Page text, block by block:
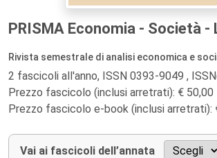
PRISMA Economia - Società -
Rivista semestrale di analisi economica e
2 fascicoli all'anno, ISSN 0393-9049 ,
Prezzo fascicolo (inclusi arretrati): € 50,00
Prezzo fascicolo e-book (inclusi arretrati):
Vai ai fascicoli dell’annata